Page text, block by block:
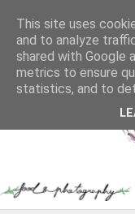
This site uses
and to analyze
shared with Google
metrics to ensure
statistics, and to